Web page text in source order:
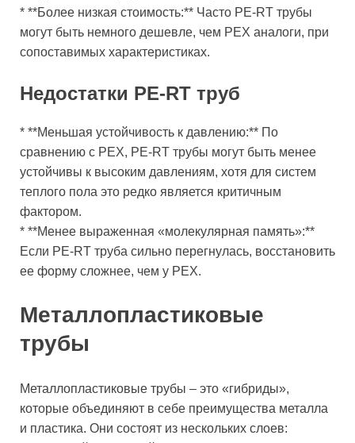
* **Более низкая стоимость:** Часто PE-RT трубы
могут быть немного дешевле, чем PEX аналоги, при
сопоставимых характеристиках.
Недостатки PE-RT труб
* **Меньшая устойчивость к давлению:** По
сравнению с PEX, PE-RT трубы могут быть менее
устойчивы к высоким давлениям, хотя для систем
теплого пола это редко является критичным
фактором.
* **Менее выраженная «молекулярная память»:**
Если PE-RT труба сильно перегнулась, восстановить
ее форму сложнее, чем у PEX.
Металлопластиковые
трубы
Металлопластиковые трубы – это «гибриды»,
которые объединяют в себе преимущества металла
и пластика. Они состоят из нескольких слоев: